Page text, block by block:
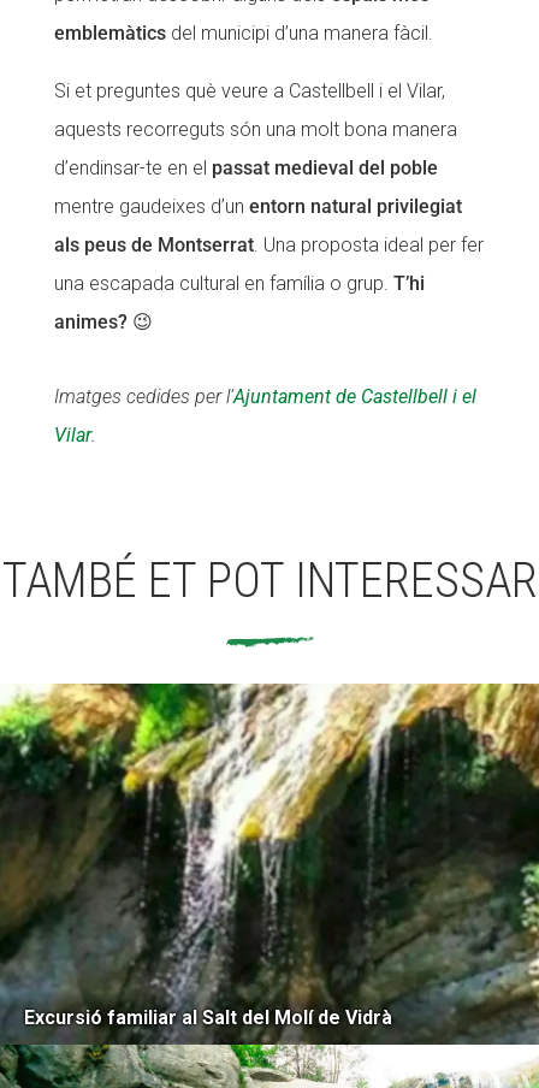
emblemàticsdel municipi d’una manera fàcil.
Si et preguntes què veure a Castellbell i el Vilar,
aquests recorreguts són una molt bona manera
d’endinsar-te en el passat medieval del poble
mentre gaudeixes d’un entorn natural privilegiat
als peus de Montserrat. Una proposta ideal per fer
una escapada cultural en família o grup. T’hi
animes?😉
Imatges cedides per l’Ajuntament de Castellbell i el
Vilar.
TAMBÉ ET POT INTERESSAR
Excursió familiar al Salt del Molí de Vidrà